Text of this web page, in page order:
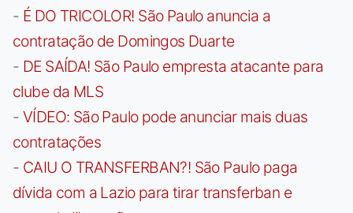
- É DO TRICOLOR! São Paulo anuncia a
contratação de Domingos Duarte
- DE SAÍDA! São Paulo empresta atacante para
clube da MLS
- VÍDEO: São Paulo pode anunciar mais duas
contratações
- CAIU O TRANSFERBAN?! São Paulo paga
dívida com a Lazio para tirar transferban e